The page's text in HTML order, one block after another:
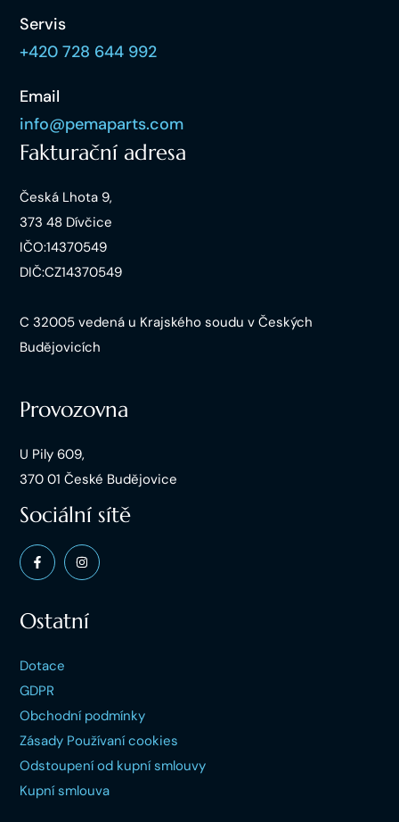
Servis
+420 728 644 992
Email
info@pemaparts.com
Fakturační adresa
Česká Lhota 9,
373 48 Dívčice
IČO:14370549
DIČ:CZ14370549
C 32005 vedená u Krajského soudu v Českých
Budějovicích
Provozovna
U Pily 609,
370 01 České Budějovice
Sociální sítě
Ostatní
Dotace
GDPR
Obchodní podmínky
Zásady Používaní cookies
Odstoupení od kupní smlouvy
Kupní smlouva